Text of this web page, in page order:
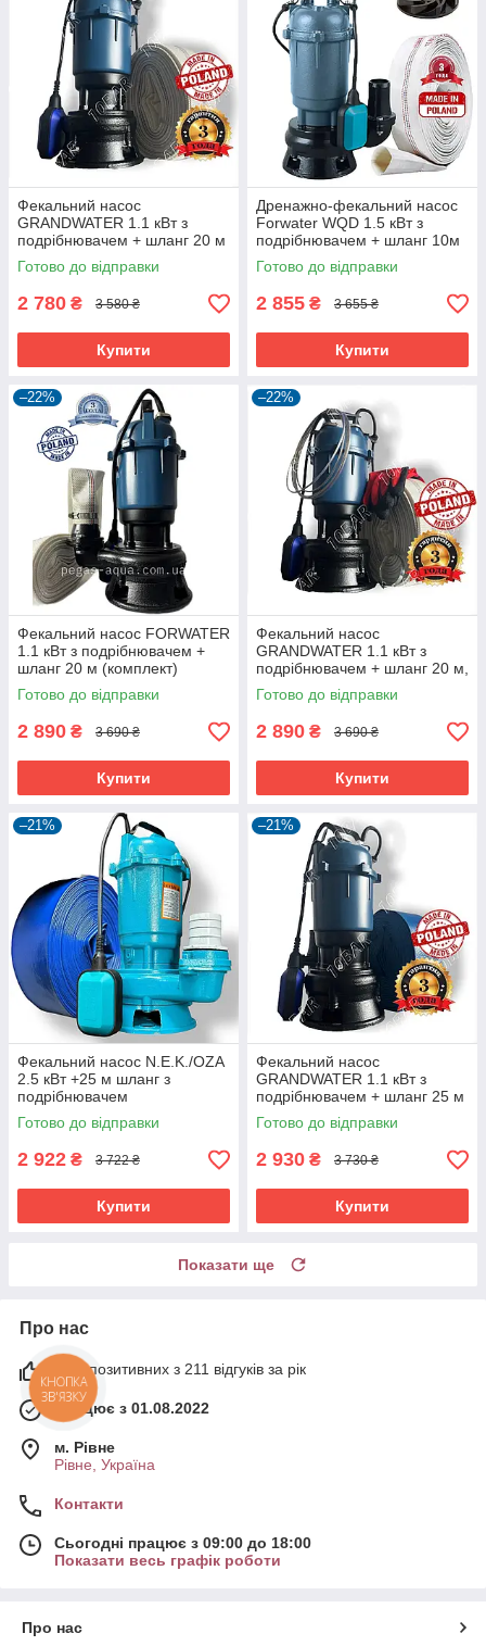
Фекальний насос
GRANDWATER 1.1 кВт з
подрібнювачем + шланг 20 м
(комплект) гарантія 3 роки
Готово до відправки
2 780 ₴ 3 580 ₴
Купити
Дренажно-фекальний насос
Forwater WQD 1.5 кВт з
подрібнювачем + шланг 10м
(або 20м)
Готово до відправки
2 855 ₴ 3 655 ₴
Купити
–22%
Фекальний насос FORWATER
1.1 кВт з подрібнювачем +
шланг 20 м (комплект)
гарантія 3 роки
Готово до відправки
2 890 ₴ 3 690 ₴
Купити
–22%
Фекальний насос
GRANDWATER 1.1 кВт з
подрібнювачем + шланг 20 м,
металевий трос, зажими,
хомут, рукавиці (комплект)
Готово до відправки
2 890 ₴ 3 690 ₴
Купити
–21%
Фекальний насос N.E.K./OZA
2.5 кВт +25 м шланг з
подрібнювачем
Готово до відправки
2 922 ₴ 3 722 ₴
Купити
–21%
Фекальний насос
GRANDWATER 1.1 кВт з
подрібнювачем + шланг 25 м
(комплект) гарантія 3 роки
Готово до відправки
2 930 ₴ 3 730 ₴
Купити
Показати ще
Про нас
99% позитивних з 211 відгуків за рік
Працює з 01.08.2022
м. Рівне
Рівне, Україна
Контакти
Сьогодні працює з 09:00 до 18:00
Показати весь графік роботи
Про нас
КНОПКА
ЗВ'ЯЗКУ